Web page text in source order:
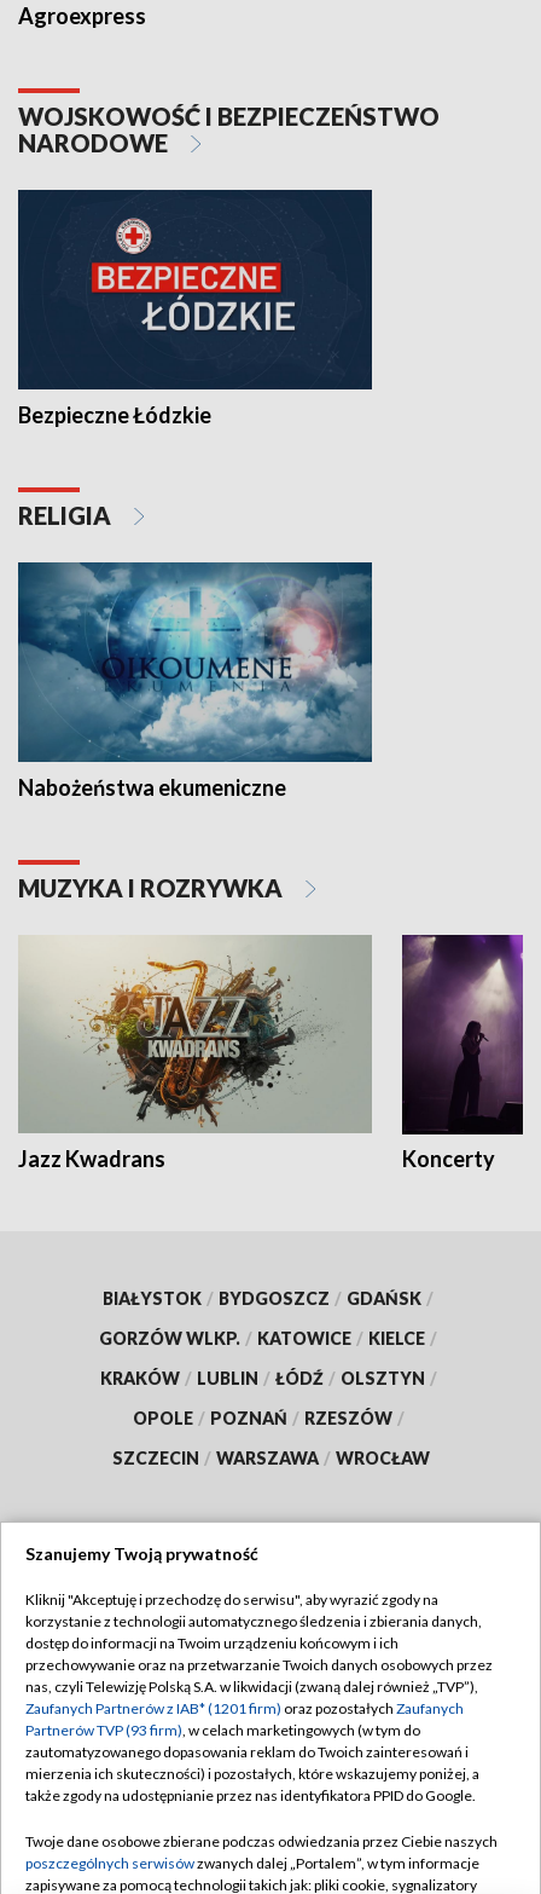
Agroexpress
WOJSKOWOŚĆ I BEZPIECZEŃSTWO
NARODOWE
Bezpieczne Łódzkie
RELIGIA
Nabożeństwa ekumeniczne
MUZYKA I ROZRYWKA
Jazz Kwadrans Koncerty
BIAŁYSTOK / BYDGOSZCZ / GDAŃSK /
GORZÓW WLKP. / KATOWICE / KIELCE /
KRAKÓW / LUBLIN / ŁÓDŹ / OLSZTYN /
OPOLE / POZNAŃ / RZESZÓW /
SZCZECIN / WARSZAWA / WROCŁAW
TVP
Abonament TVP
Emisja w TVP
Centrum informacji TVP
Naziemna Telewizja Cyfrowa
Rada Programowa
Regulamin TVP
Polityka prywatności
Moje zgody
Pomoc
Kontakt
Szanujemy Twoją prywatność
Kliknij "Akceptuję i przechodzę do serwisu", aby wyrazić zgody na
korzystanie z technologii automatycznego śledzenia i zbierania danych,
dostęp do informacji na Twoim urządzeniu końcowym i ich
przechowywanie oraz na przetwarzanie Twoich danych osobowych przez
nas, czyli Telewizję Polską S.A. w likwidacji (zwaną dalej również „TVP”),
Zaufanych Partnerów z IAB* (1201 firm) oraz pozostałych Zaufanych
Partnerów TVP (93 firm), w celach marketingowych (w tym do
zautomatyzowanego dopasowania reklam do Twoich zainteresowań i
mierzenia ich skuteczności) i pozostałych, które wskazujemy poniżej, a
także zgody na udostępnianie przez nas identyfikatora PPID do Google.
Twoje dane osobowe zbierane podczas odwiedzania przez Ciebie naszych
poszczególnych serwisówzwanych dalej „Portalem”, w tym informacje
zapisywane za pomocą technologii takich jak: pliki cookie, sygnalizatory